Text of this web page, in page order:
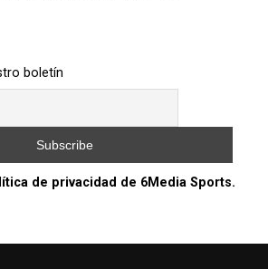
boletín
de privacidad de 6Media Sports.